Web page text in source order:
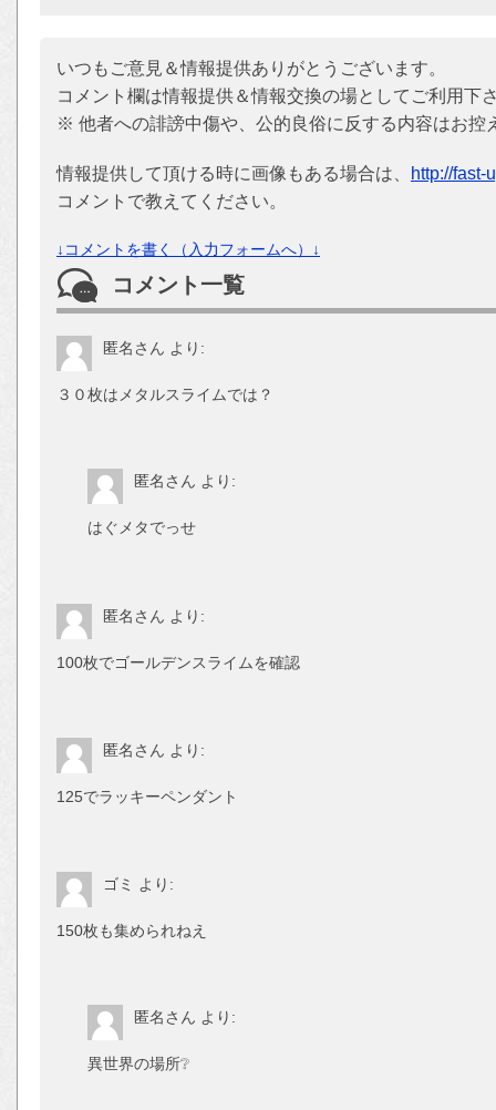
いつもご意見＆情報提供ありがとうございます。
コメント欄は情報提供＆情報交換の場としてご利用下
※ 他者への誹謗中傷や、公的良俗に反する内容はお控
情報提供して頂ける時に画像もある場合は、
http://fast-
コメントで教えてください。
↓コメントを書く（入力フォームへ）↓
コメント一覧
匿名さん より:
３０枚はメタルスライムでは？
匿名さん より:
はぐメタでっせ
匿名さん より:
100枚でゴールデンスライムを確認
匿名さん より:
125でラッキーペンダント
ゴミ より:
150枚も集められねえ
匿名さん より:
異世界の場所❔